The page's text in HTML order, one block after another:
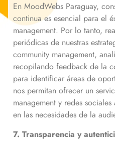
En MoodWebs Paraguay,
continua es esencial para el
management. Por lo tanto,
periódicas de nuestras
community management,
recopilando feedback de la
para identificar áreas de
nos permitan ofrecer un
management y redes
en las necesidades de la
7. Transparencia y